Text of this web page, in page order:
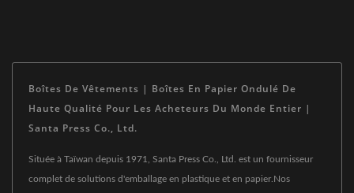
Boîtes De Vêtements | Boîtes En Papier Ondulé De
Haute Qualité Pour Les Acheteurs Du Monde Entier |
Santa Press Co., Ltd.
Située à Taïwan depuis 1971, Santa Press Co., Ltd. est un fournisseur
complet de solutions d'emballage en plastique et en papier.Nos